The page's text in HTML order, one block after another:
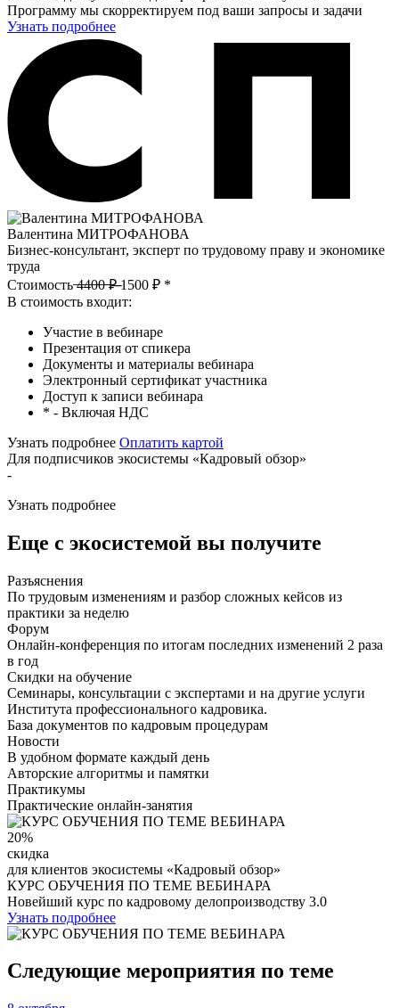
Программу мы скорректируем под ваши запросы и задачи
Узнать подробнее
Валентина МИТРОФАНОВА
Бизнес-консультант, эксперт по трудовому праву и экономике
труда
Стоимость ̶4̶4̶0̶0̶ ̶₽̶ 1500 ₽ *
В стоимость входит:
Участие в вебинаре
Презентация от спикера
Документы и материалы вебинара
Электронный сертификат участника
Доступ к записи вебинара
* - Включая НДС
Узнать подробнее Оплатить картой
Для подписчиков экосистемы «Кадровый обзор»
-
Узнать подробнее
Еще с экосистемой вы получите
Разъяснения
По трудовым изменениям и разбор сложных кейсов из
практики за неделю
Форум
Онлайн-конференция по итогам последних изменений 2 раза
в год
Скидки на обучение
Семинары, консультации с экспертами и на другие услуги
Института профессионального кадровика.
База документов по кадровым процедурам
Новости
В удобном формате каждый день
Авторские алгоритмы и памятки
Практикумы
Практические онлайн-занятия
20%
скидка
для клиентов экосистемы «Кадровый обзор»
КУРС ОБУЧЕНИЯ ПО ТЕМЕ ВЕБИНАРА
Новейший курс по кадровому делопроизводству 3.0
Узнать подробнее
Следующие мероприятия по теме